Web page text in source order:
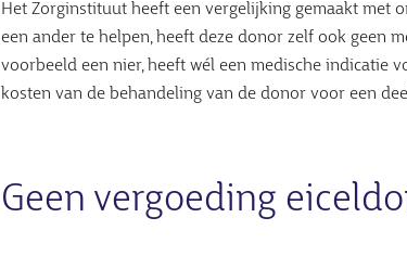
Het Zorginstituut heeft een vergelijking gemaakt met
een ander te helpen, heeft deze donor zelf ook geen
voorbeeld een nier, heeft wél een medische indicatie
kosten van de behandeling van de donor voor een
Geen vergoeding